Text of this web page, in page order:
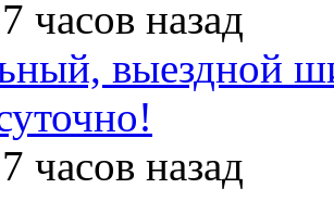
часов назад
выездной
часов назад